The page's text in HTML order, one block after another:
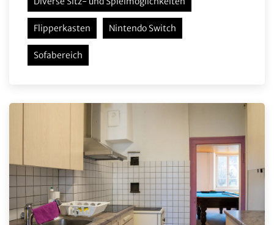
Flipperkasten Nintendo Switch
Sofabereich